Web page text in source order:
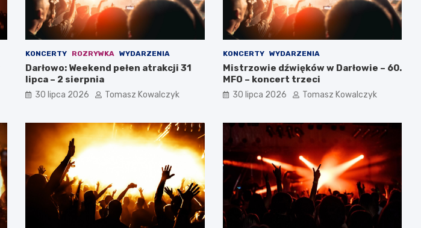
KONCERTY ROZRYWKA WYDARZENIA
Darłowo: Weekend pełen atrakcji 31
lipca – 2 sierpnia
30 lipca 2026 Tomasz Kowalczyk
KONCERTY WYDARZENIA
Mistrzowie dźwięków w Darłowie – 60.
MFO – koncert trzeci
30 lipca 2026 Tomasz Kowalczyk